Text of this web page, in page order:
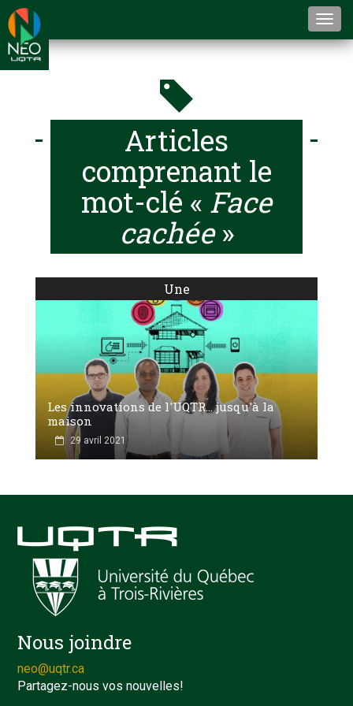
Articles
comprenant le
mot-clé « Face
cachée»
Une
Les innovations de l'UQTR... jusqu'à la
maison
29 avril 2021
Nous joindre
neo@uqtr.ca
Partagez-nous vos nouvelles!